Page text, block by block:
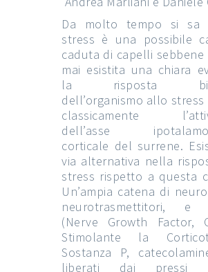
Da molto tempo si sa
stress è una possibile
caduta di capelli sebbene
mai esistita una chiara
la risposta
dell’organismo allo
classicamente
dell’asse ipotalamo-
corticale del surrene.
via alternativa nella
stress rispetto a questa
Un’ampia catena di
neurotrasmettitori, e
(Nerve Growth Factor,
Stimolante la
Sostanza P,
liberati dai pressi